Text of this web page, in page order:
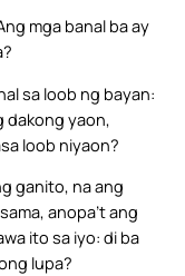
mga banal ba ay
sa loob ng bayan:
dakong yaon,
loob niyaon?
ganito, na ang
anopa’t ang
ito sa iyo: di ba
lupa?